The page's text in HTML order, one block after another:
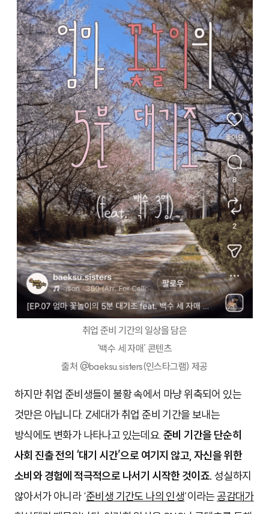
취업 준비 기간의 일상을 담은
‘백수 세 자매’ 콘텐츠
출처 @baeksu.sisters(인스타그램) 제공
하지만 취업 준비생들이 불황 속에서 마냥 위축되어 있는
것만은 아닙니다. Z세대가 취업 준비 기간을 보내는
방식에도 변화가 나타나고 있는데요. 준비 기간을 단순히
사회 진출 전의 ‘대기 시간’으로 여기지 않고, 자신을 위한
소비와 경험에 적극적으로 나서기 시작한 것이죠. 성실하지
않아서가 아니라 ‘준비생 기간도 나의 인생’이라는공감대가